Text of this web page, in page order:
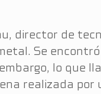
director de
Se
lo que
realizada